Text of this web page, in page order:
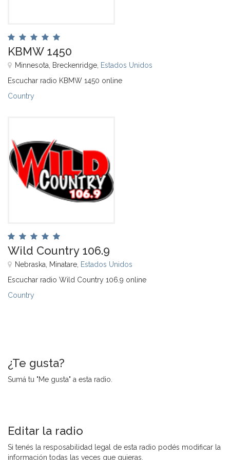
KBMW 1450
Minnesota, Breckenridge, Estados Unidos
Escuchar radio KBMW 1450 online
Country
Wild Country 106.9
Nebraska, Minatare, Estados Unidos
Escuchar radio Wild Country 106.9 online
Country
¿Te gusta?
Sumá tu "Me gusta" a esta radio.
Editar la radio
Si tenés la resposabilidad legal de esta radio podés modificar la
información todas las veces que quieras.